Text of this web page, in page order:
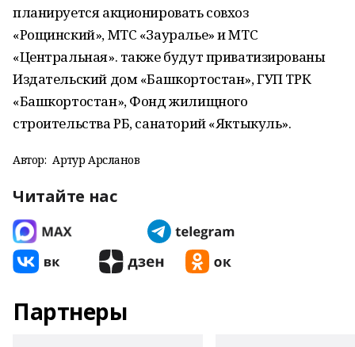
планируется акционировать совхоз
«Рощинский», МТС «Зауралье» и МТС
«Центральная». также будут приватизированы
Издательский дом «Башкортостан», ГУП ТРК
«Башкортостан», Фонд жилищного
строительства РБ, санаторий «Яктыкуль».
Автор: Артур Арсланов
Читайте нас
Партнеры